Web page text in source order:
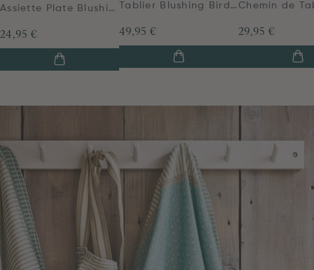
Assiette Plate Blushing Birds en Coloris Blanc 26.5 cm
24,95 €
Tablier Blushing Birds en Coloris Bleu
49,95 € 29,95 €